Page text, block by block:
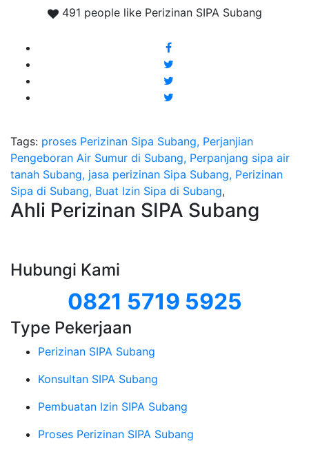
491 people like Perizinan SIPA Subang
Tags: proses Perizinan Sipa Subang, Perjanjian
Pengeboran Air Sumur di Subang, Perpanjang sipa air
tanah Subang, jasa perizinan Sipa Subang, Perizinan
Sipa di Subang, Buat Izin Sipa di Subang,
Ahli Perizinan SIPA Subang
Hubungi Kami
0821 5719 5925
Type Pekerjaan
Perizinan SIPA Subang
Konsultan SIPA Subang
Pembuatan Izin SIPA Subang
Proses Perizinan SIPA Subang